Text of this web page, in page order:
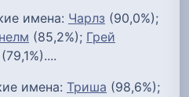
имена: Чарлз (90,0%);
(85,2%); Грей
(79,1%)....
имена: Триша (98,6%);